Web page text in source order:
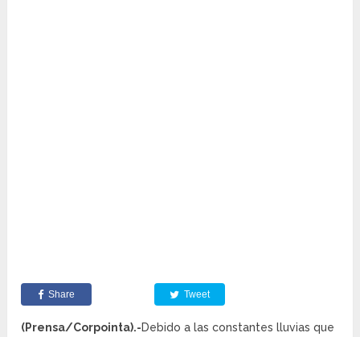
Share Tweet
(Prensa/Corpointa).-Debido a las constantes lluvias que